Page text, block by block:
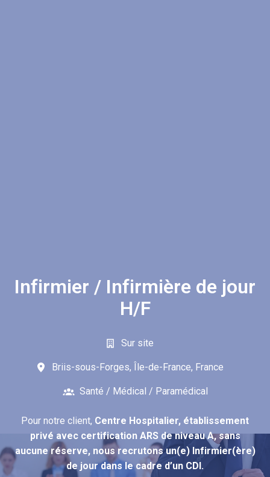
Infirmier / Infirmière de jour
H/F
Sur site
Briis-sous-Forges, Île-de-France, France
Santé / Médical / Paramédical
Pour notre client, Centre Hospitalier, établissement
privé avec certification ARS de niveau A, sans
aucune réserve, nous recrutons un(e) Infirmier(ère)
de jour dans le cadre d’un CDI.